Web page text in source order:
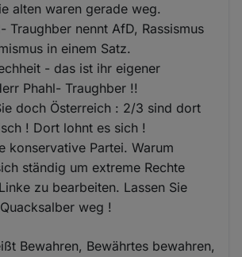
alten waren gerade weg.
Traughber nennt AfD, Rassismus
in einem Satz.
- das ist ihr eigener
Phahl- Traughber !!
doch Österreich : 2/3 sind dort
! Dort lohnt es sich !
konservative Partei. Warum
ständig um extreme Rechte
zu bearbeiten. Lassen Sie
weg !
Bewahren, Bewährtes bewahren,